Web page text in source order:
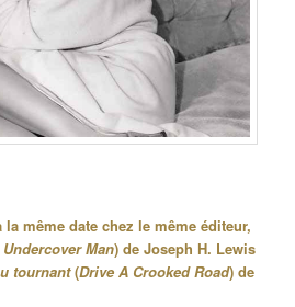
même date chez le même éditeur,
Undercover Man) de Joseph H. Lewis
tournant(Drive A Crooked Road) de